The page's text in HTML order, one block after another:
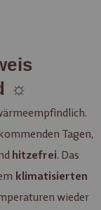
☼
Tagen,
hitzefrei. Das
klimatisierten
wieder